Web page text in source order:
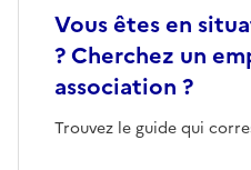
Vous êtes en
? Cherchez un
association ?
Trouvez le guide qui